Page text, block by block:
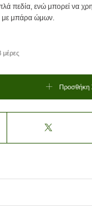
πεδία, ενώ μπορεί να
με μπάρα ώμων.
Προσθήκη